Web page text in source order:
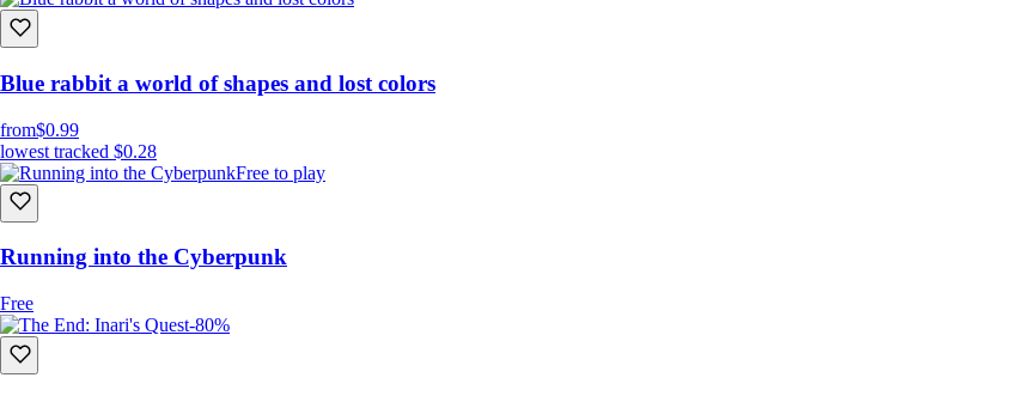
Blue rabbit a world of shapes and lost colors
from$0.99
lowest tracked $0.28
Free to play
Running into the Cyberpunk
Free
-80%